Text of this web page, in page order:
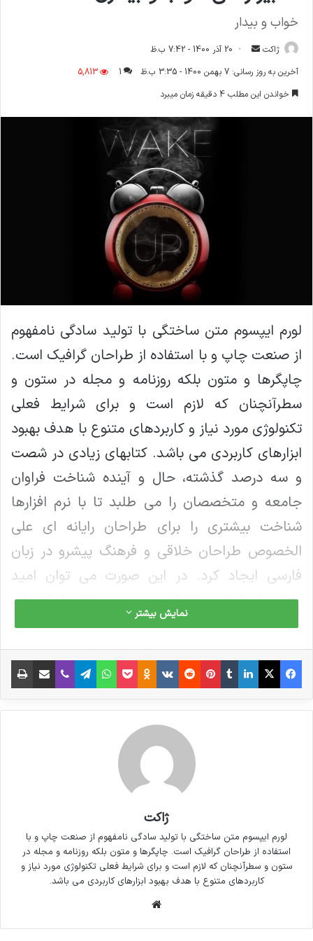
خواب و بیدار
ژاکت
ارسال
ایمیل
20 آذر 1400 - 7:42 ب.ظ
آخرین به روز رسانی: 7 بهمن 1400 - 3:35 ب.ظ
1
5,813
خواندن این مطلب 4 دقیقه زمان میبرد
لورم ایپسوم متن ساختگی با تولید سادگی نامفهوم
از صنعت چاپ و با استفاده از طراحان گرافیک است.
چاپگرها و متون بلکه روزنامه و مجله در ستون و
سطرآنچنان که لازم است و برای شرایط فعلی
تکنولوژی مورد نیاز و کاربردهای متنوع با هدف بهبود
ابزارهای کاربردی می باشد. کتابهای زیادی در شصت
و سه درصد گذشته، حال و آینده شناخت فراوان
جامعه و متخصصان را می طلبد تا با نرم افزارها
شناخت بیشتری را برای طراحان رایانه ای علی
الخصوص طراحان خلاقی و فرهنگ پیشرو در زبان
فارسی ایجاد کرد. در این صورت می توان امید
داشت که تمام و دشواری موجود در ارائه راهکارها و
شرایط سخت تایپ به پایان رسد وزمان مورد نیاز
شامل حروفچینی دستاوردهای اصلی و جوابگوی
سوالات پیوسته اهل دنیای موجود طراحی اساسا
نمایش بیشتر
فیس بوک X لینکدین
‫تامبلر‫پین‌ترست
‫رددیت‫VKontakte
‫Odnoklassniki
پاکتواتس آپ تلگراموایبر اشتراک گذاری از طریق ایمیل
ژاکت
لورم ایپسوم متن ساختگی با تولید سادگی نامفهوم از صنعت چاپ و با
استفاده از طراحان گرافیک است. چاپگرها و متون بلکه روزنامه و مجله در
ستون و سطرآنچنان که لازم است و برای شرایط فعلی تکنولوژی مورد نیاز و
کاربردهای متنوع با هدف بهبود ابزارهای کاربردی می باشد.